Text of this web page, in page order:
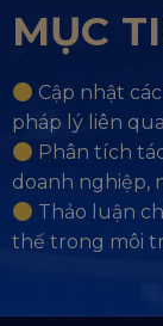
MỤC
Cập nhật
pháp lý liên
Phân tích
doanh nghiệp,
Thảo luận
thế trong môi